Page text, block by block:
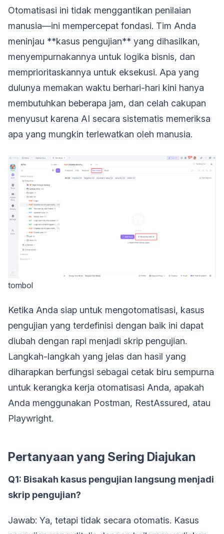
Otomatisasi ini tidak menggantikan penilaian
manusia—ini mempercepat fondasi. Tim Anda
meninjau **kasus pengujian** yang dihasilkan,
menyempurnakannya untuk logika bisnis, dan
memprioritaskannya untuk eksekusi. Apa yang
dulunya memakan waktu berhari-hari kini hanya
membutuhkan beberapa jam, dan celah cakupan
menyusut karena AI secara sistematis memeriksa
apa yang mungkin terlewatkan oleh manusia.
tombol
Ketika Anda siap untuk mengotomatisasi, kasus
pengujian yang terdefinisi dengan baik ini dapat
diubah dengan rapi menjadi skrip pengujian.
Langkah-langkah yang jelas dan hasil yang
diharapkan berfungsi sebagai cetak biru sempurna
untuk kerangka kerja otomatisasi Anda, apakah
Anda menggunakan Postman, RestAssured, atau
Playwright.
Pertanyaan yang Sering Diajukan
Q1: Bisakah kasus pengujian langsung menjadi
skrip pengujian?
Jawab: Ya, tetapi tidak secara otomatis. Kasus